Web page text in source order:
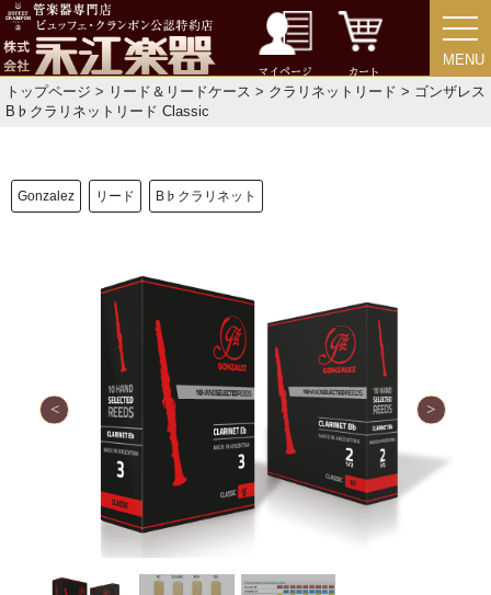
マイページ カート
MENU
MENU
トップページ > リード＆リードケース > クラリネットリード > ゴンザレス
B♭クラリネットリード Classic
Gonzalez リード B♭クラリネット